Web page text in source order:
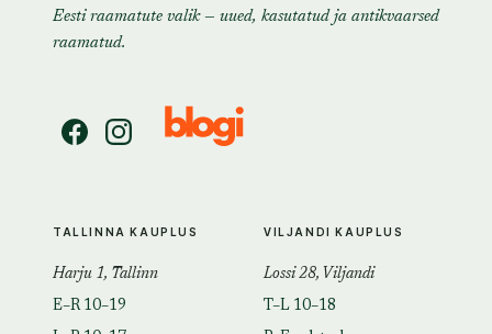
Eesti raamatute valik — uued, kasutatud ja antikvaarsed
raamatud.
TALLINNA KAUPLUS
Harju 1, Tallinn
E–R 10–19
VILJANDI KAUPLUS
Lossi 28, Viljandi
T–L 10–18